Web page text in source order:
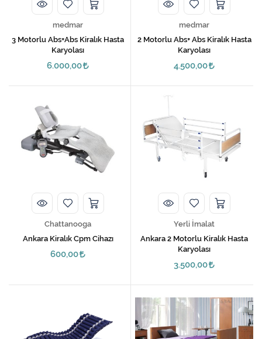
medmar
3 Motorlu Abs+Abs Kiralık Hasta
Karyolası
6.000,00
medmar
2 Motorlu Abs+ Abs Kiralık Hasta
Karyolası
4.500,00
Chattanooga
Ankara Kiralık Cpm Cihazı
600,00
Yerli İmalat
Ankara 2 Motorlu Kiralık Hasta
Karyolası
3.500,00